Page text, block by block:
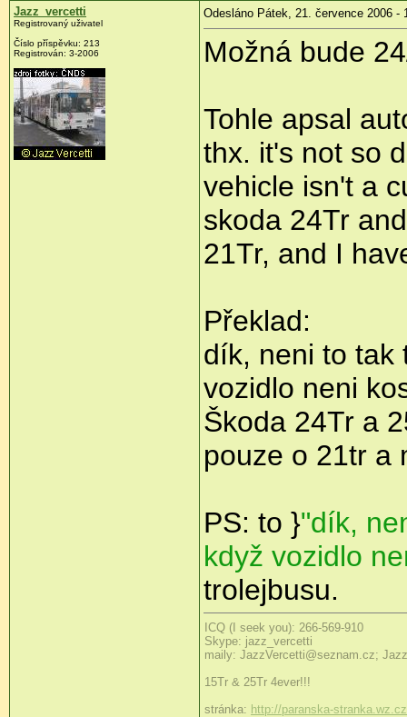
Jazz_vercetti
Registrovaný uživatel
Číslo příspěvku: 213
Registrován: 3-2006
Odesláno Pátek, 21. července 2006 -
Možná bude
Tohle apsal
thx. it's not so
vehicle isn't a
skoda 24Tr
21Tr, and I
Překlad:
dík, neni to tak
vozidlo neni
Škoda 24Tr a
pouze o 21tr a
PS: to }"dík,
když vozidlo
trolejbusu.
ICQ (I seek you): 266-569-910
Skype: jazz_vercetti
maily: JazzVercetti@seznam.cz;
15Tr & 25Tr 4ever!!!
stránka: http://paranska-stranka.wz.cz